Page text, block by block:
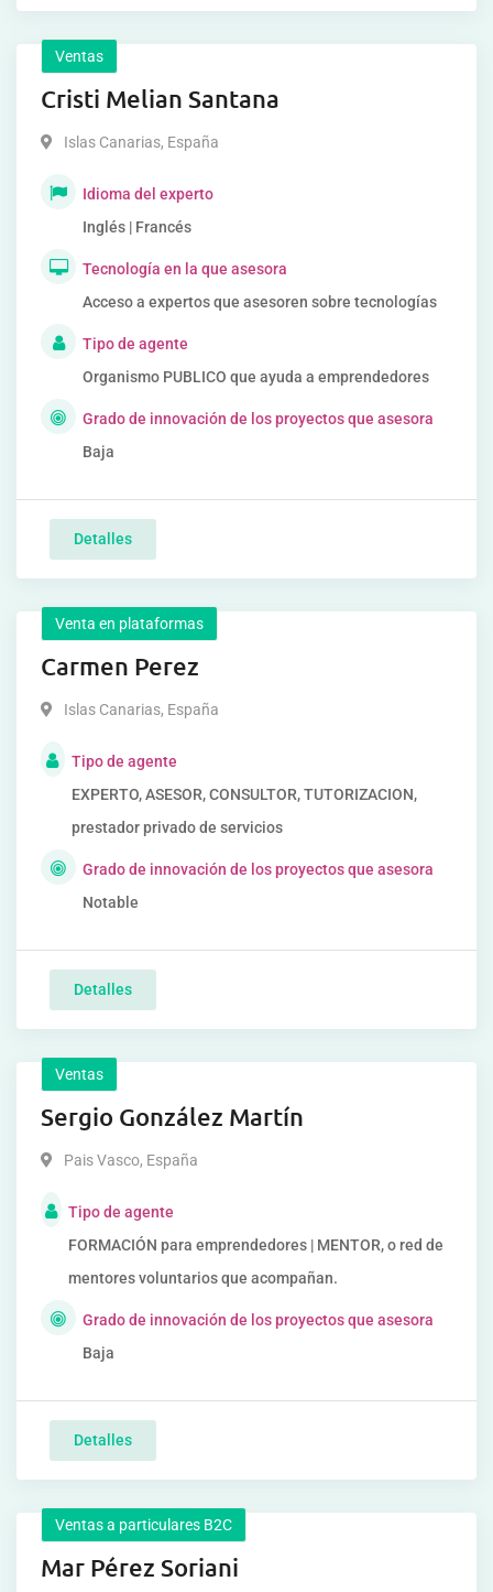
Ventas
Cristi Melian Santana
Islas Canarias, España
Idioma del experto
Inglés | Francés
Tecnología en la que asesora
Acceso a expertos que asesoren sobre tecnologías
Tipo de agente
Organismo PUBLICO que ayuda a emprendedores
Grado de innovación de los proyectos que asesora
Baja
Detalles
Venta en plataformas
Carmen Perez
Islas Canarias, España
Tipo de agente
EXPERTO, ASESOR, CONSULTOR, TUTORIZACION,
prestador privado de servicios
Grado de innovación de los proyectos que asesora
Notable
Detalles
Ventas
Sergio González Martín
Pais Vasco, España
Tipo de agente
FORMACIÓN para emprendedores | MENTOR, o red de
mentores voluntarios que acompañan.
Grado de innovación de los proyectos que asesora
Baja
Detalles
Ventas a particulares B2C
Mar Pérez Soriani